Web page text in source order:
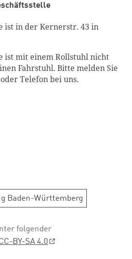
ist in der Kernerstr. 43 in
ist mit einem Rollstuhl nicht
Fahrstuhl. Bitte melden Sie
Telefon bei uns.
Baden-Württemberg
folgender
BY-SA 4.0